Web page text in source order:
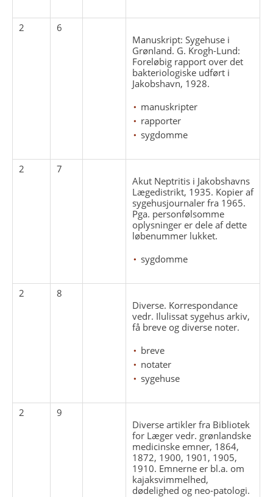
2
6
Manuskript: Sygehuse i
Grønland. G. Krogh-Lund:
Foreløbig rapport over det
bakteriologiske udført i
Jakobshavn, 1928.
manuskripter
rapporter
sygdomme
2
7
Akut Neptritis i Jakobshavns
Lægedistrikt, 1935. Kopier af
sygehusjournaler fra 1965.
Pga. personfølsomme
oplysninger er dele af dette
løbenummer lukket.
sygdomme
2
8
Diverse. Korrespondance
vedr. Ilulissat sygehus arkiv,
få breve og diverse noter.
breve
notater
sygehuse
2
9
Diverse artikler fra Bibliotek
for Læger vedr. grønlandske
medicinske emner, 1864,
1872, 1900, 1901, 1905,
1910. Emnerne er bl.a. om
kajaksvimmelhed,
dødelighed og neo-patologi.